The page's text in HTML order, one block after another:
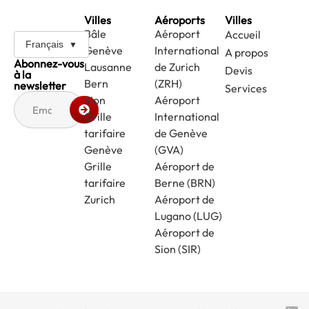
Français
Abonnez-vous
à la
newsletter
Villes
Bâle
Genève
Lausanne
Bern
Sion
Grille
tarifaire
Genève
Grille
tarifaire
Zurich
Aéroports
Aéroport
International
de Zurich
(ZRH)
Aéroport
International
de Genève
(GVA)
Aéroport de
Berne (BRN)
Aéroport de
Lugano (LUG)
Aéroport de
Sion (SIR)
Villes
Accueil
A propos
Devis
Services